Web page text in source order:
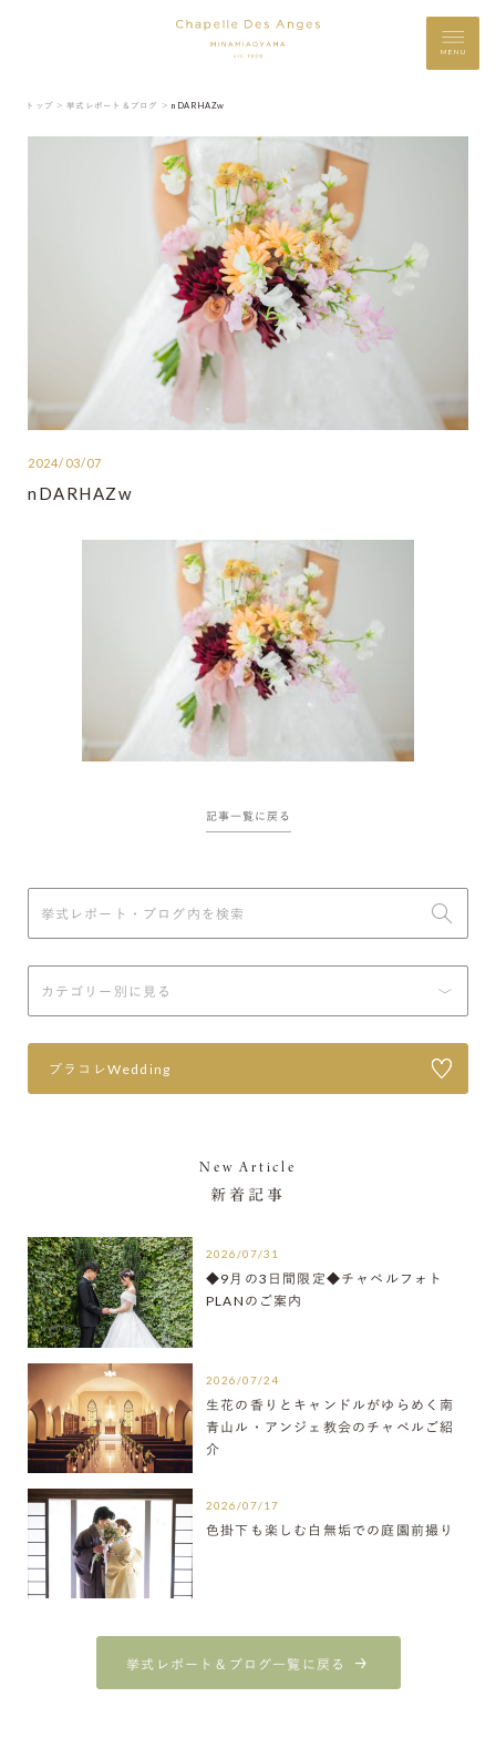
MENU
トップ ＞ 挙式レポート＆ブログ ＞ nDARHAZw
2024/03/07
nDARHAZw
記事一覧に戻る
プラコレWedding
New Article
新着記事
2026/07/31
◆9月の3日間限定◆チャペルフォト
PLANのご案内
2026/07/24
生花の香りとキャンドルがゆらめく南
青山ル・アンジェ教会のチャペルご紹
介
2026/07/17
色掛下も楽しむ白無垢での庭園前撮り
挙式レポート＆ブログ一覧に戻る